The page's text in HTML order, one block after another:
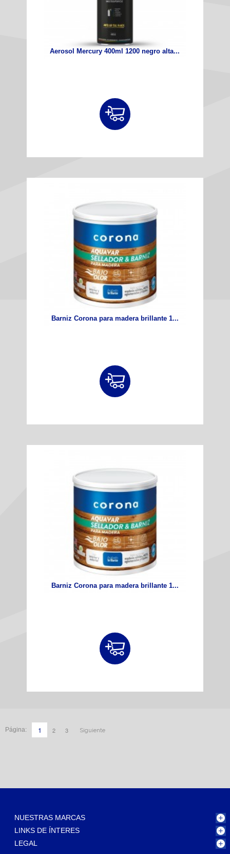
Aerosol Mercury 400ml 1200 negro alta...
Barniz Corona para madera brillante 1...
Barniz Corona para madera brillante 1...
Página: 1 2 3 Siguiente
NUESTRAS MARCAS
LINKS DE ÍNTERES
LEGAL